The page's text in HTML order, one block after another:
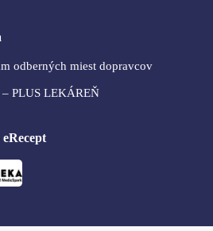
odberných miest dopravcov
PLUS LEKÁREŇ